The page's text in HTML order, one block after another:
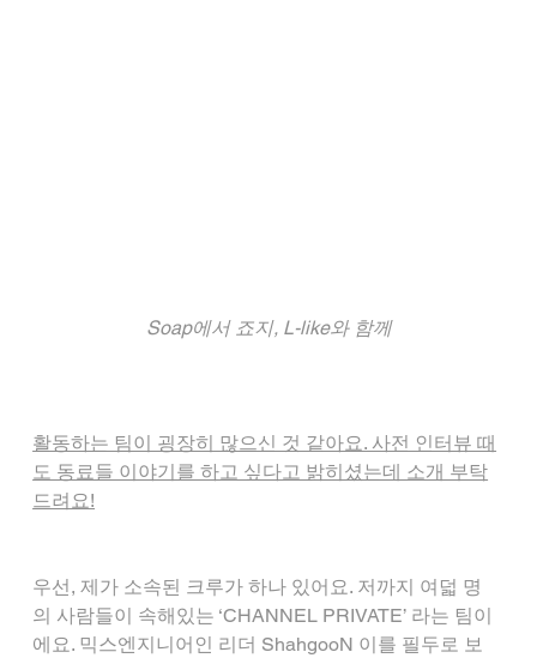
Soap에서 죠지, L-like와 함께
활동하는 팀이 굉장히 많으신 것 같아요. 사전 인터뷰 때
도 동료들 이야기를 하고 싶다고 밝히셨는데 소개 부탁
드려요!
우선, 제가 소속된 크루가 하나 있어요. 저까지 여덟 명
의 사람들이 속해있는 ‘CHANNEL PRIVATE’ 라는 팀이
에요. 믹스엔지니어인 리더 ShahgooN 이를 필두로 보